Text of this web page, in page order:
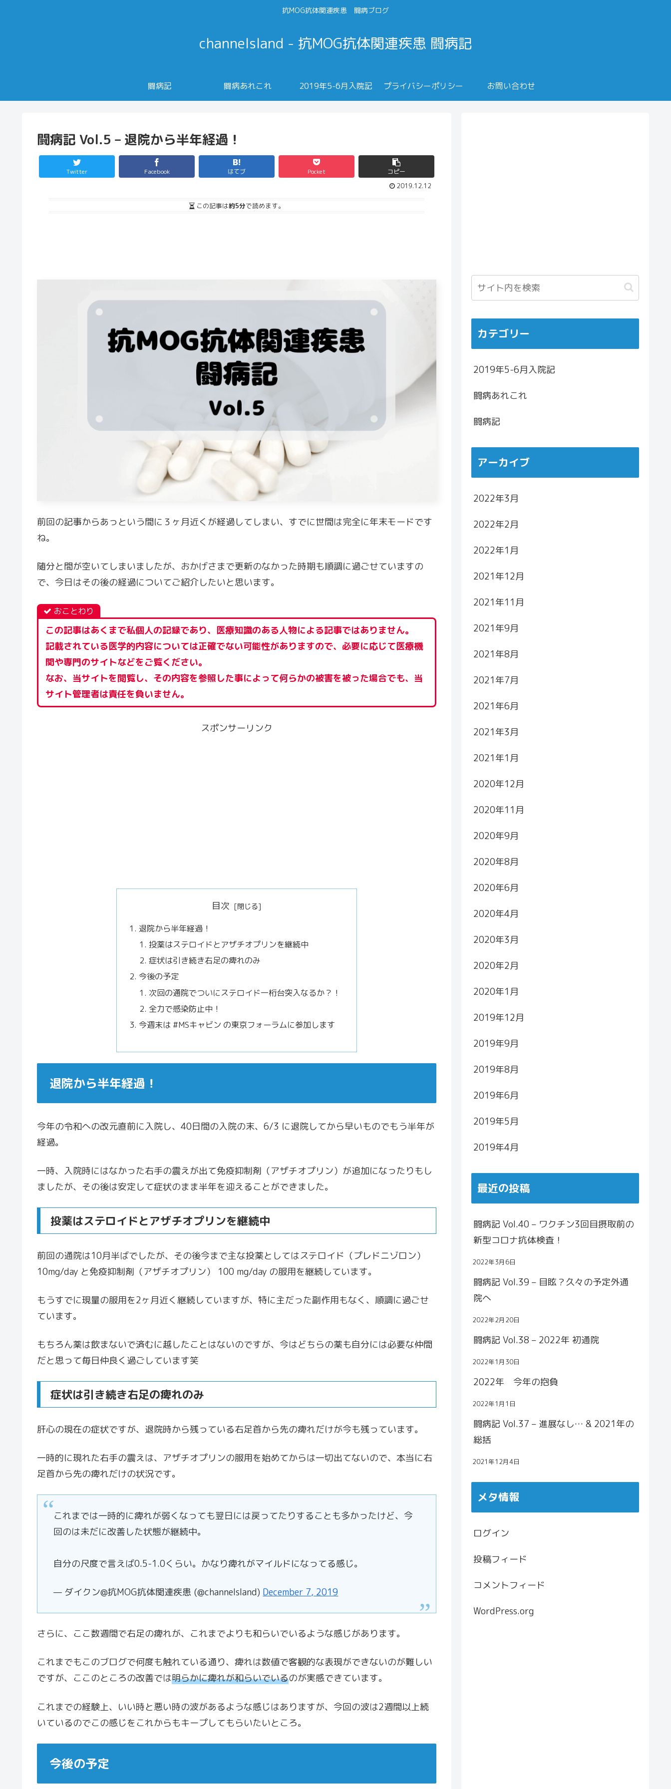
抗MOG抗体関連疾患 闘病ブログ
channelsland - 抗MOG抗体関連疾患 闘病記
闘病記 闘病あれこれ 2019年5-6月入院記 プライバシーポリシー お問い合わせ
闘病記 Vol.5 – 退院から半年経過！
Twitter Facebook はてブ Pocket コピー
2019.12.12
この記事は約5分で読めます。
前回の記事からあっという間に３ヶ月近くが経過してしまい、すでに世間は完全に年末モードです
ね。
随分と間が空いてしまいましたが、おかげさまで更新のなかった時期も順調に過ごせていますの
で、今日はその後の経過についてご紹介したいと思います。
おことわり
この記事はあくまで私個人の記録であり、医療知識のある人物による記事ではありません。
記載されている医学的内容については正確でない可能性がありますので、必要に応じて医療機
関や専門のサイトなどをご覧ください。
なお、当サイトを閲覧し、その内容を参照した事によって何らかの被害を被った場合でも、当
サイト管理者は責任を負いません。
スポンサーリンク
目次
退院から半年経過！
投薬はステロイドとアザチオプリンを継続中
症状は引き続き右足の痺れのみ
今後の予定
次回の通院でついにステロイド一桁台突入なるか？！
全力で感染防止中！
今週末は #MSキャビン の東京フォーラムに参加します
退院から半年経過！
今年の令和への改元直前に入院し、40日間の入院の末、6/3 に退院してから早いものでもう半年が
経過。
一時、入院時にはなかった右手の震えが出て免疫抑制剤（アザチオプリン）が追加になったりもし
ましたが、その後は安定して症状のまま半年を迎えることができました。
投薬はステロイドとアザチオプリンを継続中
前回の通院は10月半ばでしたが、その後今まで主な投薬としてはステロイド（プレドニゾロン）
10mg/day と免疫抑制剤（アザチオプリン） 100 mg/day の服用を継続しています。
もうすでに現量の服用を2ヶ月近く継続していますが、特に主だった副作用もなく、順調に過ごせ
ています。
もちろん薬は飲まないで済むに越したことはないのですが、今はどちらの薬も自分には必要な仲間
だと思って毎日仲良く過ごしています笑
症状は引き続き右足の痺れのみ
肝心の現在の症状ですが、退院時から残っている右足首から先の痺れだけが今も残っています。
一時的に現れた右手の震えは、アザチオプリンの服用を始めてからは一切出てないので、本当に右
足首から先の痺れだけの状況です。
これまでは一時的に痺れが弱くなっても翌日には戻ってたりすることも多かったけど、今
回のは未だに改善した状態が継続中。
自分の尺度で言えば0.5-1.0くらい。かなり痺れがマイルドになってる感じ。
— ダイクン@抗MOG抗体関連疾患 (@channelsland) December 7, 2019
さらに、ここ数週間で右足の痺れが、これまでよりも和らいでいるような感じがあります。
これまでもこのブログで何度も触れている通り、痺れは数値で客観的な表現ができないのが難しい
ですが、ここのところの改善では明らかに痺れが和らいでいるのが実感できています。
これまでの経験上、いい時と悪い時の波があるような感じはありますが、今回の波は2週間以上続
いているのでこの感じをこれからもキープしてもらいたいところ。
今後の予定
カテゴリー
2019年5-6月入院記
闘病あれこれ
闘病記
アーカイブ
2022年3月
2022年2月
2022年1月
2021年12月
2021年11月
2021年9月
2021年8月
2021年7月
2021年6月
2021年3月
2021年1月
2020年12月
2020年11月
2020年9月
2020年8月
2020年6月
2020年4月
2020年3月
2020年2月
2020年1月
2019年12月
2019年9月
2019年8月
2019年6月
2019年5月
2019年4月
最近の投稿
闘病記 Vol.40 – ワクチン3回目摂取前の
新型コロナ抗体検査！
2022年3月6日
闘病記 Vol.39 – 目眩？久々の予定外通
院へ
2022年2月20日
闘病記 Vol.38 – 2022年 初通院
2022年1月30日
2022年 今年の抱負
2022年1月1日
闘病記 Vol.37 – 進展なし… & 2021年の
総括
2021年12月4日
メタ情報
ログイン
投稿フィード
コメントフィード
WordPress.org